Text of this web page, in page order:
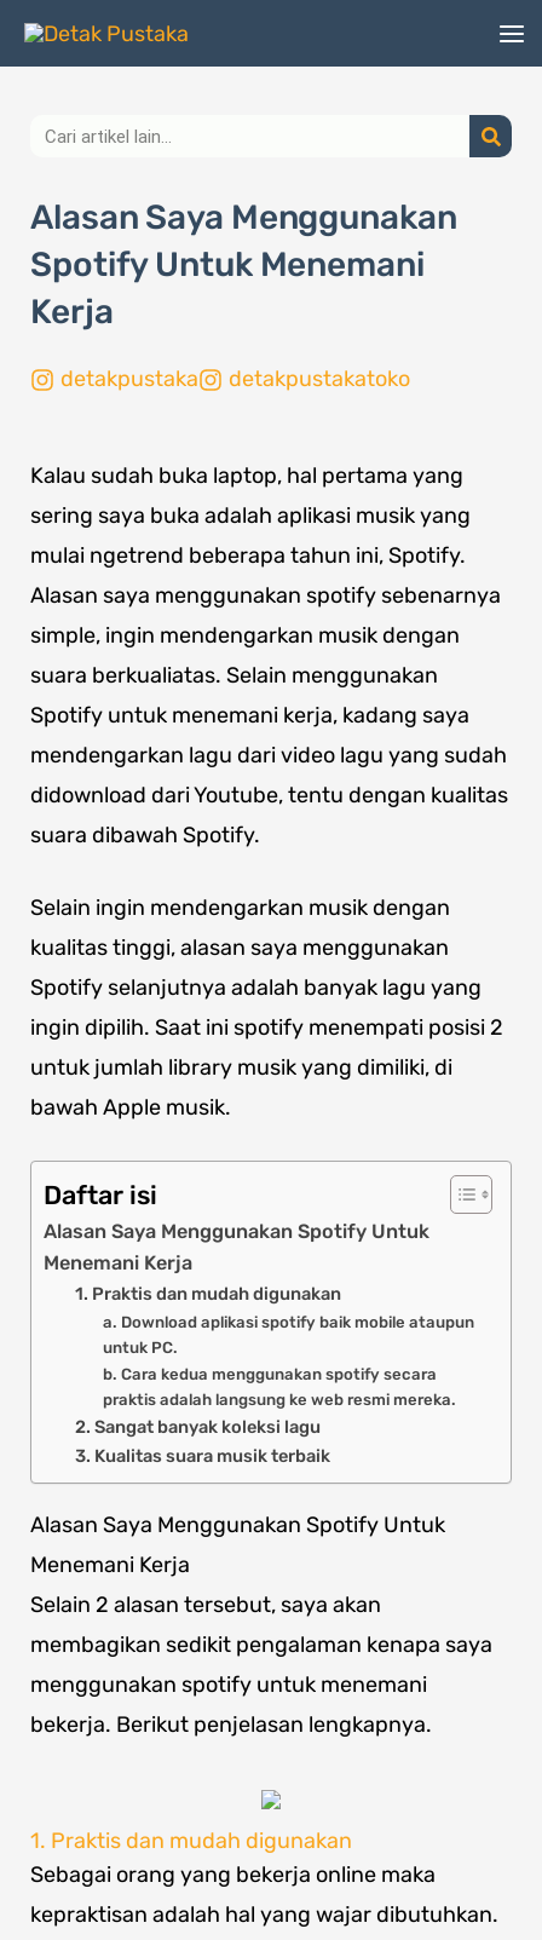
Lewati
Search
Alasan Saya Menggunakan
Spotify Untuk Menemani
Kerja
detakpustaka detakpustakatoko
Kalau sudah buka laptop, hal pertama yang
sering saya buka adalah aplikasi musik yang
mulai ngetrend beberapa tahun ini, Spotify.
Alasan saya menggunakan spotify sebenarnya
simple, ingin mendengarkan musik dengan
suara berkualiatas. Selain menggunakan
Spotify untuk menemani kerja, kadang saya
mendengarkan lagu dari video lagu yang sudah
didownload dari Youtube, tentu dengan kualitas
suara dibawah Spotify.
Selain ingin mendengarkan musik dengan
kualitas tinggi, alasan saya menggunakan
Spotify selanjutnya adalah banyak lagu yang
ingin dipilih. Saat ini spotify menempati posisi 2
untuk jumlah library musik yang dimiliki, di
bawah Apple musik.
Daftar isi
Alasan Saya Menggunakan Spotify Untuk
Menemani Kerja
1. Praktis dan mudah digunakan
a. Download aplikasi spotify baik mobile ataupun
untuk PC.
b. Cara kedua menggunakan spotify secara
praktis adalah langsung ke web resmi mereka.
2. Sangat banyak koleksi lagu
3. Kualitas suara musik terbaik
Alasan Saya Menggunakan Spotify Untuk
Menemani Kerja
Selain 2 alasan tersebut, saya akan
membagikan sedikit pengalaman kenapa saya
menggunakan spotify untuk menemani
bekerja. Berikut penjelasan lengkapnya.
1. Praktis dan mudah digunakan
Sebagai orang yang bekerja online maka
kepraktisan adalah hal yang wajar dibutuhkan.